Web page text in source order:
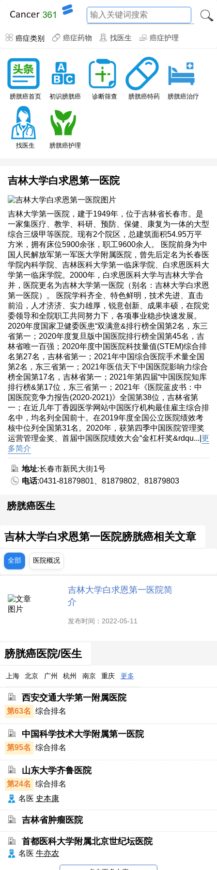
癌症类别 癌症药物 找医生 癌症护理
膀胱癌首页 初识膀胱癌 诊断筛查 膀胱癌特药 膀胱癌治疗
找医生 膀胱癌护理
吉林大学白求恩第一医院
吉林大学第一医院，建于1949年，位于吉林省长春市。是
一家集医疗、教学、科研、预防、保健、康复为一体的大型
综合三级甲等医院。现有2个院区，总建筑面积54.95万平
方米，拥有床位5900余张，职工9600余人。 医院前身为中
国人民解放军第一军医大学附属医院，曾先后定名为长春医
学院内科学院、吉林医科大学第一临床学院、白求恩医科大
学第一临床学院。2000年，白求恩医科大学与吉林大学合
并，医院更名为吉林大学第一医院（别名：吉林大学白求恩
第一医院）。 医院学科齐全、特色鲜明，技术先进、直击
前沿，人才济济、实力雄厚，锐意创新、成果丰硕，在院党
委领导和全院职工共同努力下，各项事业稳步快速发展。
2020年度国家卫健委医患“双满意&排行榜全国第2名，东三
省第一；2020年度复旦版中国医院排行榜全国第45名，吉
林省唯一百强；2020年度中国医院科技量值(STEM)综合排
名第27名，吉林省第一；2021年中国综合医院手术量全国
第2名，东三省第一；2021年医信天下中国医院影响力综合
榜全国第17名，吉林省第一；2021年第四届“中国医院知库
排行榜&第17位，东三省第一；2021年《医院蓝皮书：中
国医院竞争力报告(2020-2021)》全国第38位，吉林省第
一；在近几年丁香园医学网站中国医疗机构最佳雇主综合排
名中，均名列全国前十。在2019年度全国公立医院绩效考
核中位列全国第31名。2020年，获第四季中国医院管理奖
运营管理金奖、首届中国医院绩效大会“金杠杆奖&rdqu...| 更
多简介
地址:长春市新民大街1号
电话:0431-81879801、81879802、81879803
膀胱癌医生
吉林大学白求恩第一医院膀胱癌相关文章
全部 医院概况
吉林大学白求恩第一医院简
介
发布时间：2022-05-11
膀胱癌医院/医生
上海 北京 广州 杭州 南京 重庆 更多
西安交通大学第一附属医院
第63名 综合排名
中国科学技术大学附属第一医院
第95名 综合排名
山东大学齐鲁医院
第24名
综合排名
名医 史本康
吉林省肿瘤医院
首都医科大学附属北京世纪坛医院
名医 牛亦农